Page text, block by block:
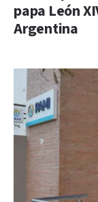
papa León
Argentina